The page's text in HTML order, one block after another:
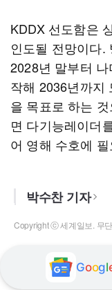
KDDX 선도함은
인도될 전망이다.
2028년 말부터
작해 2036년까지
을 목표로 하는
면 다기능레이더
어 영해 수호에
박수찬 기자
Copyright ⓒ 세계일보. 무
Googl